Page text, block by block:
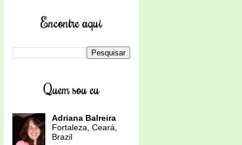
Encontre aqui
Quem sou eu
Adriana Balreira
Fortaleza, Ceará,
Brazil